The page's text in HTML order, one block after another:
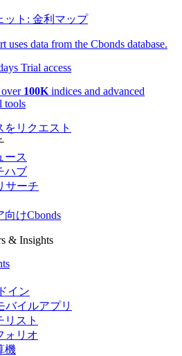
ット: 金利マップ
uses data from the Cbonds database.
Trial access
100K indices and advanced
tools
をリクエスト
ース
ハブ
サーチ
向けCbonds
& Insights
イン
バイルアプリ
リスト
ォリオ
機